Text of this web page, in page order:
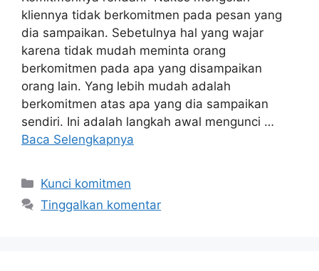
kliennya tidak berkomitmen pada pesan yang
dia sampaikan. Sebetulnya hal yang wajar
karena tidak mudah meminta orang
berkomitmen pada apa yang disampaikan
orang lain. Yang lebih mudah adalah
berkomitmen atas apa yang dia sampaikan
sendiri. Ini adalah langkah awal mengunci …
Baca Selengkapnya
Kategori
Kunci komitmen
Tinggalkan komentar